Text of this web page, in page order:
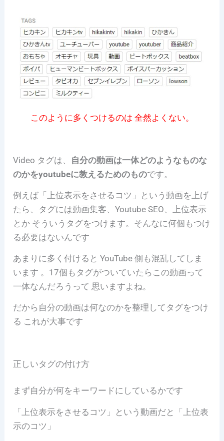
このように多くつけるのは 全然よくない。
Video タグは、 自分の動画は一体どのようなものな
のかをyoutubeに教えるためのものです。
例えば「上位表示をさせるコツ」という動画を上げ
たら、タグには動画集客、Youtube SEO、上位表示
とか そういうタグをつけます。そんなに何個もつけ
る必要はないんです
あまりに多く付けると YouTube 側も混乱してしま
います 。17個もタグがついていたらこの動画って
一体なんだろうって 思いますよね。
だから自分の動画は何なのかを整理してタグをつけ
る これが大事です
正しいタグの付け方
まず自分が何をキーワードにしているかです
「上位表示をさせるコツ」という動画だと「上位表
示のコツ」